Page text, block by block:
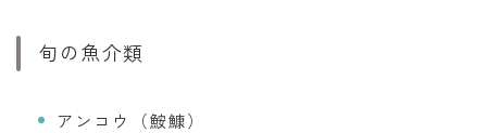
旬の魚介類
アンコウ（鮟鱇）